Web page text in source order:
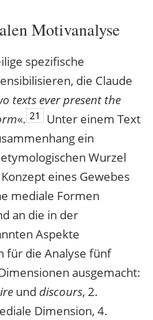
Motivanalyse
spezifische
die Claude
texts ever present the
«. 21
Unter einem Text
ein
Wurzel
eines Gewebes
mediale Formen
an die in der
Aspekte
für die Analyse fünf
ausgemacht:
und discours, 2.
Dimension, 4.